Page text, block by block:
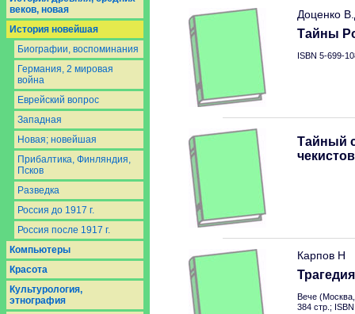
веков, новая
История новейшая
Биографии, воспоминания
Германия, 2 мировая
война
Еврейский вопрос
Западная
Новая; новейшая
Прибалтика, Финляндия,
Псков
Разведка
Россия до 1917 г.
Россия после 1917 г.
Компьютеры
Красота
Культурология,
этнография
Доценко
Тайны
ISBN 5-699-
Тайный
чекистов
Карпов Н
Вече
384 стр.;